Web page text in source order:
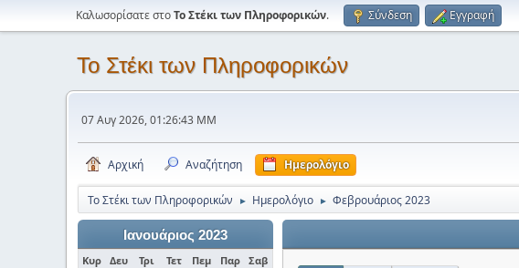
Καλωσορίσατε στοΤο Στέκι των Πληροφορικών. Σύνδεση Εγγραφή
Το Στέκι των Πληροφορικών
07 Αυγ 2026, 01:26:43 ΜΜ
Αρχική Αναζήτηση Ημερολόγιο
Το Στέκι των Πληροφορικών ► Ημερολόγιο ► Φεβρουάριος 2023
Ιανουάριος 2023
Κυρ Δευ Τρι Τετ Πεμ Παρ Σαβ